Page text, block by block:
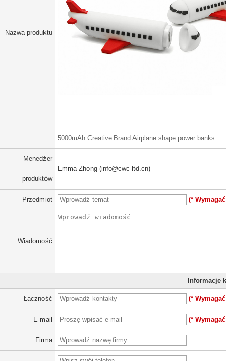
Nazwa produktu
5000mAh Creative Brand Airplane shape power banks
Menedżer
produktów
Emma Zhong (info@cwc-ltd.cn)
Przedmiot (*
Wiadomość
Informacje
Łączność (*
E-mail (*
Firma